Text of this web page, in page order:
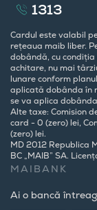
1313
Cardul este valabil
rețeaua maib liber.
dobândă, cu
achitare, nu mai
lunare conform
aplicată dobânda în
se va aplica
Alte taxe: Comision
card - 0 (zero) lei,
(zero) lei.
MD 2012 Republica
BC „MAIB” SA.
MAIBANK
Ai o bancă